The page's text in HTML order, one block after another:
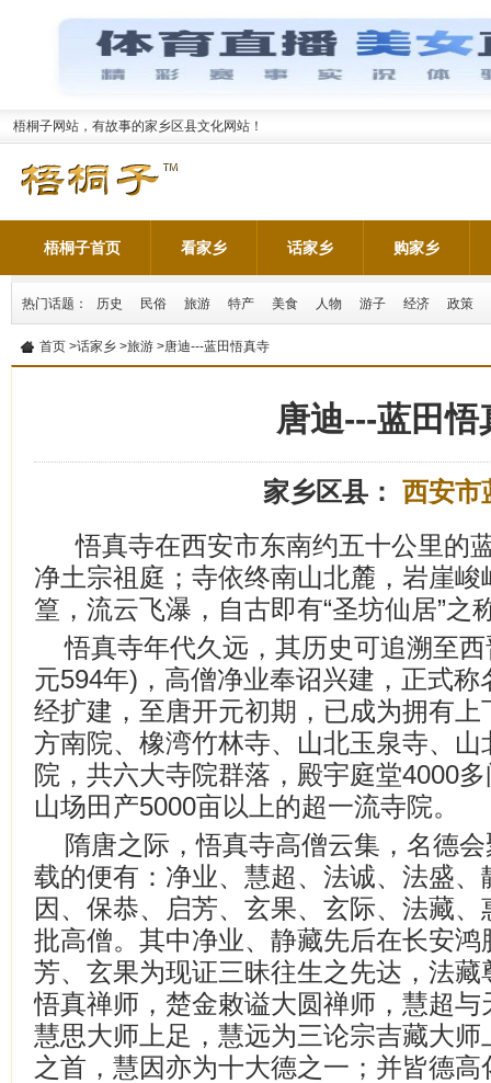
梧桐子网站，有故事的家乡区县文化网站！
梧桐子首页 看家乡 话家乡 购家乡
热门话题： 历史 民俗 旅游 特产 美食 人物 游子 经济 政策
首页 >话家乡 >旅游 >唐迪---蓝田悟真寺
唐迪---蓝田悟
家乡区县： 西安市
悟真寺在西安市东南约五十公里的
净土宗祖庭；寺依终南山北麓，岩崖
篁，流云飞瀑，自古即有“圣坊仙居”之
悟真寺年代久远，其历史可追溯至
元594年)，高僧净业奉诏兴建，正式称
经扩建，至唐开元初期，已成为拥有
方南院、橡湾竹林寺、山北玉泉寺、
院，共六大寺院群落，殿宇庭堂4000
山场田产5000亩以上的超一流寺院。
隋唐之际，悟真寺高僧云集，名德
载的便有：净业、慧超、法诚、法盛
因、保恭、启芳、玄果、玄际、法藏
批高僧。其中净业、静藏先后在长安
芳、玄果为现证三昧往生之先达，法
悟真禅师，楚金敕谥大圆禅师，慧超
慧思大师上足，慧远为三论宗吉藏大
之首，慧因亦为十大德之一；并皆德